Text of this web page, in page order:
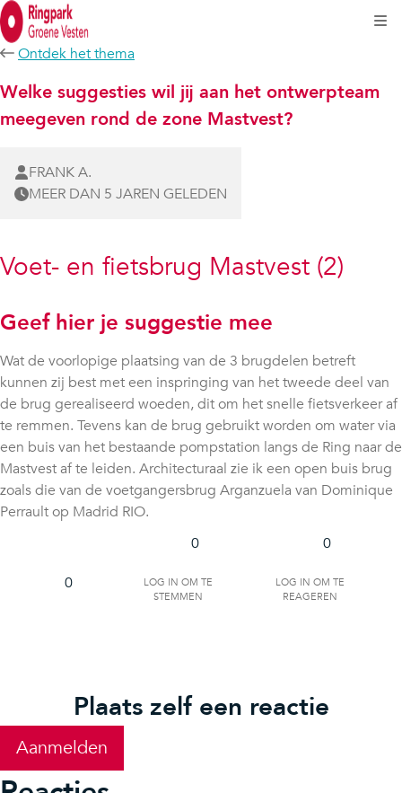
Ontdek het thema
Welke suggesties wil jij aan het ontwerpteam
meegeven rond de zone Mastvest?
FRANK A.
MEER DAN 5 JAREN GELEDEN
Voet- en fietsbrug Mastvest (2)
Geef hier je suggestie mee
Wat de voorlopige plaatsing van de 3 brugdelen betreft
kunnen zij best met een inspringing van het tweede deel van
de brug gerealiseerd woeden, dit om het snelle fietsverkeer af
te remmen. Tevens kan de brug gebruikt worden om water via
een buis van het bestaande pompstation langs de Ring naar de
Mastvest af te leiden. Architecturaal zie ik een open buis brug
zoals die van de voetgangersbrug Arganzuela van Dominique
Perrault op Madrid RIO.
0
0
Log in om te
stemmen
0
Log in om te
reageren
Plaats zelf een reactie
Aanmelden